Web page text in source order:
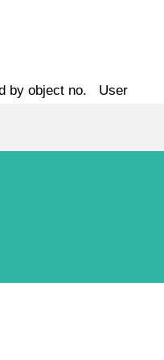
by object no. User